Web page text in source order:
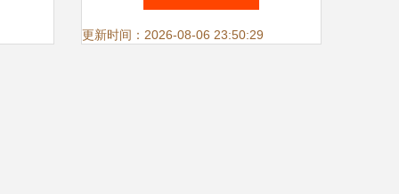
喜特价
更新时间：2026-08-06 23:50:29